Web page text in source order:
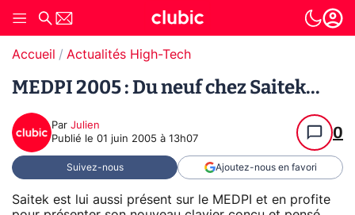
Accueil Actualités High-Tech
MEDPI 2005 : Du neuf chez Saitek...
Par Julien
Publié le 01 juin 2005 à 13h07 0
Suivez-nous Ajoutez-nous en favori
Saitek est lui aussi présent sur le MEDPI et en profite